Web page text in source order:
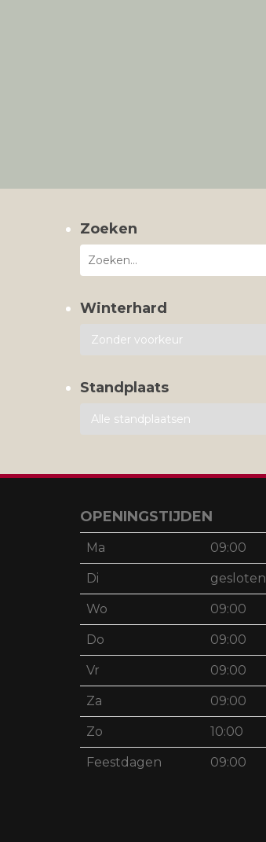
Zoeken
Winterhard
Standplaats
OPENINGSTIJDEN
Ma 09:00
Di gesloten
Wo 09:00
Do 09:00
Vr 09:00
Za 09:00
Zo 10:00
Feestdagen 09:00